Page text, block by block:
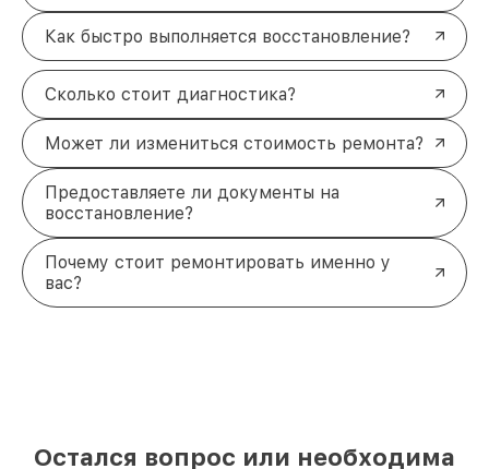
Как быстро выполняется восстановление?
Сколько стоит диагностика?
Может ли измениться стоимость ремонта?
Предоставляете ли документы на
восстановление?
Почему стоит ремонтировать именно у
вас?
Остался вопрос или необходима